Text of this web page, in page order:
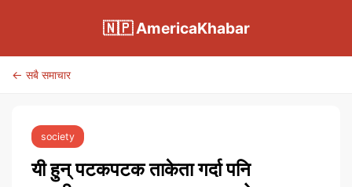
🇳🇵 AmericaKhabar
← सबै समाचार
society
यी हुन् पटकपटक ताकेता गर्दा पनि